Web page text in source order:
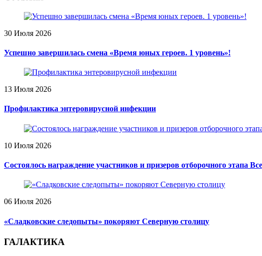
30 Июля 2026
Успешно завершилась смена «Время юных героев. 1 уровень»!
13 Июля 2026
Профилактика энтеровирусной инфекции
10 Июля 2026
Состоялось награждение участников и призеров отборочного этапа
06 Июля 2026
«Сладковские следопыты» покоряют Северную столицу
ГАЛАКТИКА